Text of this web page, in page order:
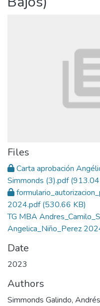
Files
Carta aprobación
Simmonds (3).pdf(913.04
2024.pdf(530.66 KB)
TG MBA
Angelica_Niño_Perez
Date
2023
Authors
Simmonds Galindo,